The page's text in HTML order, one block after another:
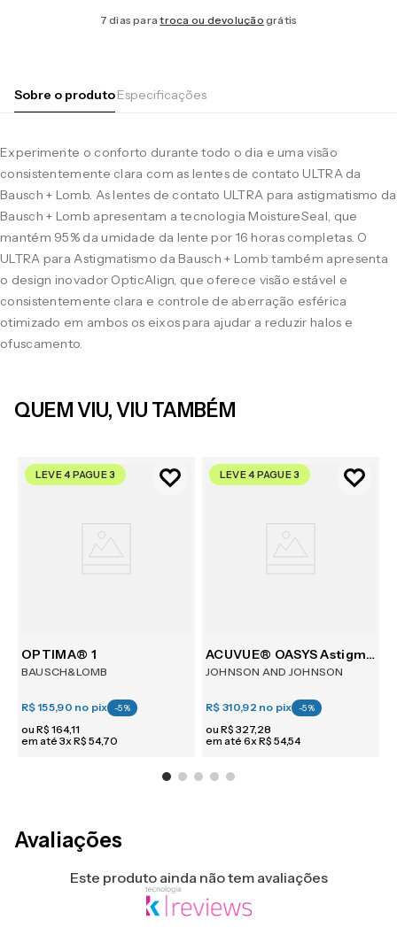
7 dias paratroca ou devolução grátis
Sobre o produtoEspecificações
Experimente o conforto durante todo o dia e uma visão
consistentemente clara com as lentes de contato ULTRA da
Bausch + Lomb. As lentes de contato ULTRA para astigmatismo da
Bausch + Lomb apresentam a tecnologia MoistureSeal, que
mantém 95% da umidade da lente por 16 horas completas. O
ULTRA para Astigmatismo da Bausch + Lomb também apresenta
o design inovador OpticAlign, que oferece visão estável e
consistentemente clara e controle de aberração esférica
otimizado em ambos os eixos para ajudar a reduzir halos e
ofuscamento.
QUEM VIU, VIU TAMBÉM
LEVE 4 PAGUE 3
OPTIMA® 1
BAUSCH&LOMB
R$ 155,90 no pix -5%
ou R$ 164,11
em até 3xR$ 54,70
LEVE 4 PAGUE 3
ACUVUE® OASYS Astigmatism 6
JOHNSON AND JOHNSON
R$ 310,92 no pix -5%
ou R$ 327,28
em até 6xR$ 54,54
Avaliações
Este produto ainda não tem avaliações